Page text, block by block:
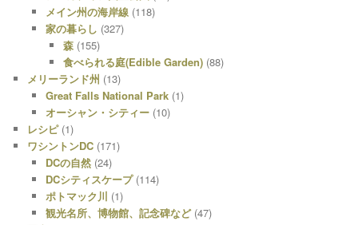
メイン州の海岸線(118)
家の暮らし (327)
森 (155)
食べられる庭(Edible Garden) (88)
メリーランド州 (13)
Great Falls National Park(1)
オーシャン・シティー(10)
レシピ(1)
ワシントンDC (171)
DCの自然(24)
DCシティスケープ(114)
ポトマック川 (1)
観光名所、博物館、記念碑など(47)